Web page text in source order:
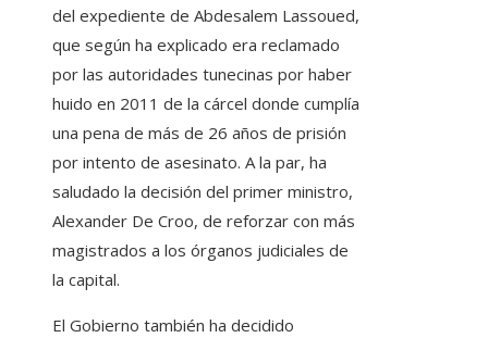
del expediente de Abdesalem Lassoued,
que según ha explicado era reclamado
por las autoridades tunecinas por haber
huido en 2011 de la cárcel donde cumplía
una pena de más de 26 años de prisión
por intento de asesinato. A la par, ha
saludado la decisión del primer ministro,
Alexander De Croo, de reforzar con más
magistrados a los órganos judiciales de
la capital.
El Gobierno también ha decidido